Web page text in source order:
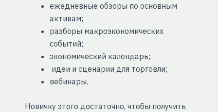
ежедневные обзоры по основным
активам;
разборы макроэкономических
событий;
экономический календарь;
идеи и сценарии для торговли;
вебинары.
Новичку этого достаточно, чтобы получить